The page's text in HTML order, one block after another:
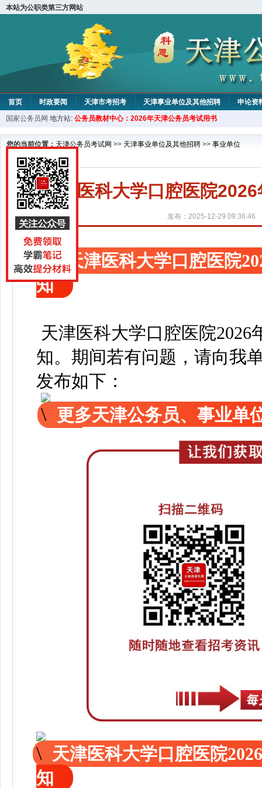
本站为公职类第三方网站
首页 时政要闻 天津市考招考 天津事业单位及其他招聘 申论资
教材中心
国家公务员网 地方站: 公务员教材中心：2026年天津公务员考试用书
您的当前位置： 天津公务员考试网 >> 天津事业单位及其他招聘 >> 事业单位
天津医科大学口腔医院
发布：2025-12-29 09:36:46
天津医科大学口腔医院
知
天津医科大学口腔医院
知。 期间若有问题，请向我
发布如下：
更多天津公务员、事业单
天津医科大学口腔医院
知